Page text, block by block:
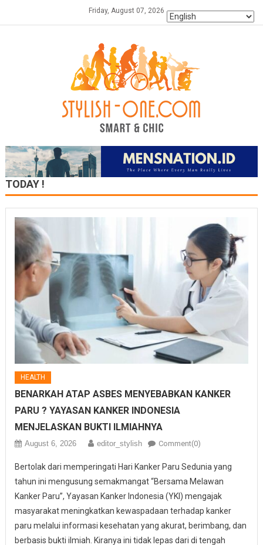
Friday, August 07, 2026
TODAY !
HEALTH
BENARKAH ATAP ASBES MENYEBABKAN KANKER
PARU ? YAYASAN KANKER INDONESIA
MENJELASKAN BUKTI ILMIAHNYA
August 6, 2026 editor_stylish Comment(0)
Bertolak dari memperingati Hari Kanker Paru Sedunia yang
tahun ini mengusung semakmangat “Bersama Melawan
Kanker Paru”, Yayasan Kanker Indonesia (YKI) mengajak
masyarakat meningkatkan kewaspadaan terhadap kanker
paru melalui informasi kesehatan yang akurat, berimbang, dan
berbasis bukti ilmiah. Kiranya ini tidak lepas dari di tengah